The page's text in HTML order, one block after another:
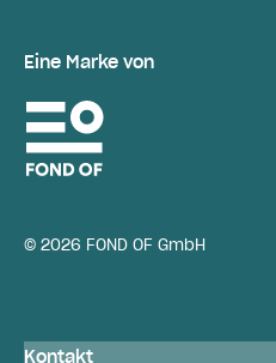
Eine Marke von
© 2026 FOND OF GmbH
Kontakt